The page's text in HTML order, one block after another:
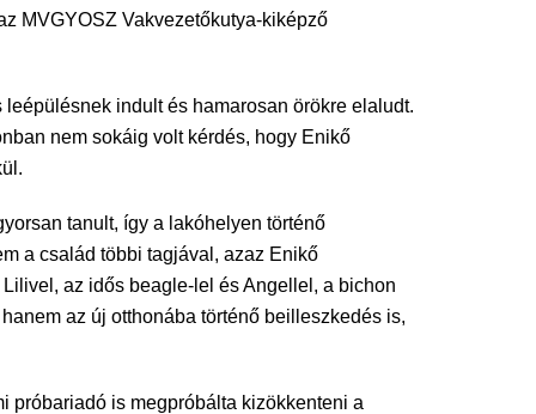
MVGYOSZ Vakvezetőkutya-kiképző
indult és hamarosan örökre elaludt.
nem sokáig volt kérdés, hogy Enikő
tanult, így a lakóhelyen történő
a család többi tagjával, azaz Enikő
az idős beagle-lel és Angellel, a bichon
az új otthonába történő beilleszkedés is,
próbariadó is megpróbálta kizökkenteni a